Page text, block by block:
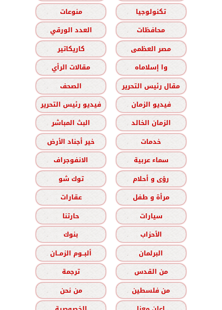
تكنولوجيا
منوعات
محافظات
العدد الورقي
مصر العظمى
كاريكاتير
وا إسلاماه
مقالات الرأي
مقال رئيس التحرير
الصحف
فيديو الزمان
فيديو رئيس التحرير
الزمان الخالد
البث المباشر
خدمات
خير أجناد الأرض
سماء عربية
الانفوجراف
رؤى و أحلام
توك شو
مرأة و طفل
عقارات
سيارات
حارتنا
الأحزاب
بنوك
البرلمان
ألبــوم الزمــان
من القدس
ترجمة
من فلسطين
من نحن